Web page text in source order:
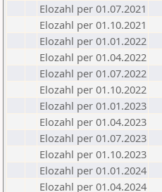
Elozahl per 01.07.2021
Elozahl per 01.10.2021
Elozahl per 01.01.2022
Elozahl per 01.04.2022
Elozahl per 01.07.2022
Elozahl per 01.10.2022
Elozahl per 01.01.2023
Elozahl per 01.04.2023
Elozahl per 01.07.2023
Elozahl per 01.10.2023
Elozahl per 01.01.2024
Elozahl per 01.04.2024